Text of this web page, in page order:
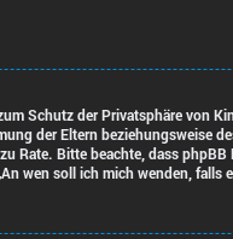
Schutz der Privatsphäre von
der Eltern
Bitte beachte, dass
wen soll ich mich wenden,